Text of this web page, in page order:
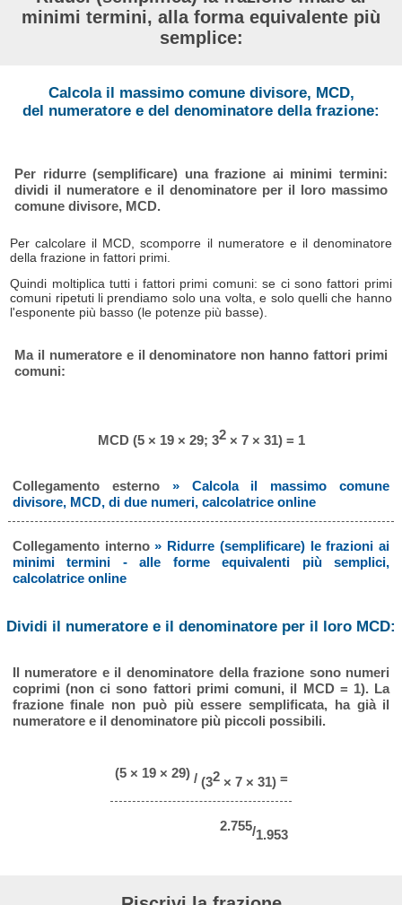
minimi termini, alla forma equivalente più
semplice:
Calcola il massimo comune divisore, MCD,
del numeratore e del denominatore della frazione:
Per ridurre (semplificare) una frazione ai minimi termini:
dividi il numeratore e il denominatore per il loro massimo
comune divisore, MCD.
Per calcolare il MCD, scomporre il numeratore e il denominatore
della frazione in fattori primi.
Quindi moltiplica tutti i fattori primi comuni: se ci sono fattori primi
comuni ripetuti li prendiamo solo una volta, e solo quelli che hanno
l'esponente più basso (le potenze più basse).
Ma il numeratore e il denominatore non hanno fattori primi
comuni:
MCD (5 × 19 × 29; 32× 7 × 31) = 1
Collegamento esterno » Calcola il massimo comune
divisore, MCD, di due numeri, calcolatrice online
Collegamento interno» Ridurre (semplificare) le frazioni ai
minimi termini - alle forme equivalenti più semplici,
calcolatrice online
Dividi il numeratore e il denominatore per il loro MCD:
Il numeratore e il denominatore della frazione sono numeri
coprimi (non ci sono fattori primi comuni, il MCD = 1). La
frazione finale non può più essere semplificata, ha già il
numeratore e il denominatore più piccoli possibili.
(5 × 19 × 29)/ (32× 7 × 31)=
2.755/1.953